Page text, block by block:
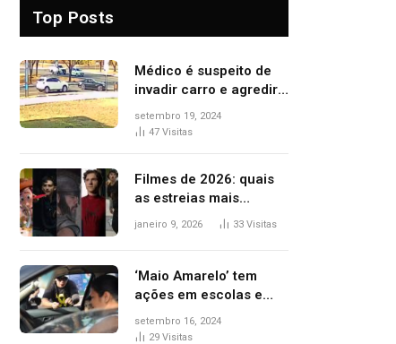
Top Posts
Médico é suspeito de
invadir carro e agredir
delegado aposentado
durante confusão no
setembro 19, 2024
47 Visitas
Filmes de 2026: quais
as estreias mais
aguardadas do ano?
janeiro 9, 2026 33 Visitas
‘Maio Amarelo’ tem
ações em escolas e
ruas para prevenir
acidentes no trânsito
setembro 16, 2024
29 Visitas